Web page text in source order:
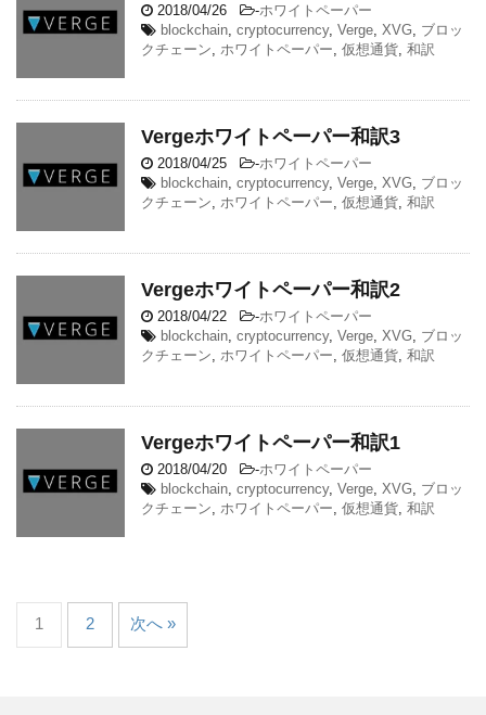
2018/04/26 -ホワイトペーパー
blockchain cryptocurrency, Verge XVG
ブロッ
クチェーン
ホワイトペーパー 仮想通貨 和訳
Vergeホワイトペーパー和訳3
2018/04/25 -ホワイトペーパー
blockchain cryptocurrency, Verge XVG
ブロッ
クチェーン
ホワイトペーパー 仮想通貨 和訳
Vergeホワイトペーパー和訳2
2018/04/22 -ホワイトペーパー
blockchain cryptocurrency, Verge XVG
ブロッ
クチェーン
ホワイトペーパー 仮想通貨 和訳
Vergeホワイトペーパー和訳1
2018/04/20 -ホワイトペーパー
blockchain cryptocurrency, Verge XVG
ブロッ
クチェーン
ホワイトペーパー 仮想通貨 和訳
1 2 次へ »